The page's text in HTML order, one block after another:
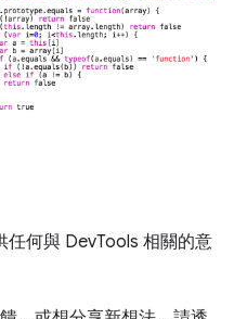
任何與 DevTools 相關的意